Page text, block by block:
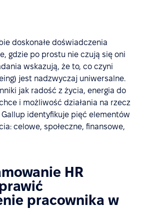
doskonałe doświadczenia
gdzie po prostu nie czują się oni
wskazują, że to, co czyni
jest nadzwyczaj uniwersalne.
jak radość z życia, energia do
i możliwość działania na rzecz
Gallup identyfikuje pięć elementów
celowe, społeczne, finansowe,
HR
pracownika w